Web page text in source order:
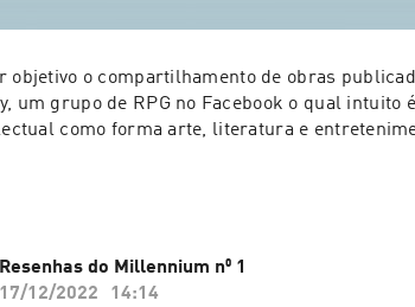
objetivo o compartilhamento de obras
um grupo de RPG no Facebook o qual intuito
como forma arte, literatura e
Resenhas do Millennium n⁰ 1
17/12/2022
14:14